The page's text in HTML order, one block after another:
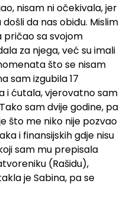
nisam ni očekivala, jer
da nas obiđu. Mislim
pričao sa svojom
za njega, već su imali
što se nisam
sam izgubila 17
i ćutala, vjerovatno sam
sam dvije godine, pa
što me niko nije pozvao
i finansijskih gdje nisu
sam mu prepisala
(Rašidu),
je Sabina, pa se